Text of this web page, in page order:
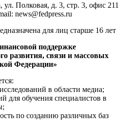
ул. Полковая, д. 3, стр. 3, офис 211
news@fedpress.ru
для лиц старше 16 лет
поддержке
развития, связи и массовых
Федерации»
в области медиа;
для обучения специалистов в
по созданию различных баз